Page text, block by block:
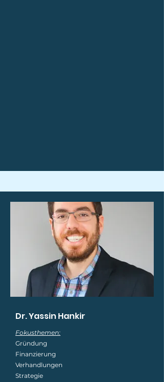
Dr. Yassin Hankir
Fokusthemen:
Gründung
Finanzierung
Verhandlungen
Strategie